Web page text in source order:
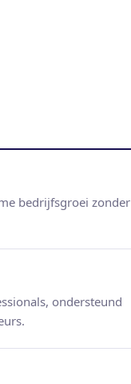
bedrijfsgroei zonder
ondersteund